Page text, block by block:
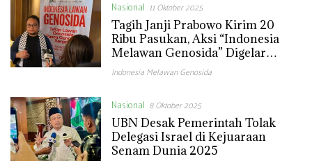
Nasional 11 Oktober 2025
Tagih Janji Prabowo Kirim 20
Ribu Pasukan, Aksi “Indonesia
Melawan Genosida” Digelar
Minggu di Patung Kuda
Indonesia Melawan Genosida
Nasional 8 Oktober 2025
UBN Desak Pemerintah Tolak
Delegasi Israel di Kejuaraan
Senam Dunia 2025